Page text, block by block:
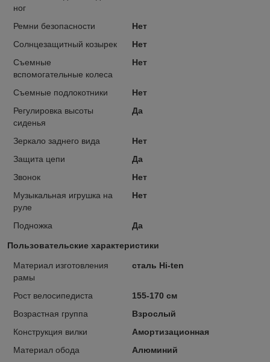
ног
Ремни безопасности
Нет
Солнцезащитный козырек
Нет
Съемные
вспомогательные колеса
Нет
Съемные подлокотники
Нет
Регулировка высоты
сиденья
Да
Зеркало заднего вида
Нет
Защита цепи
Да
Звонок
Нет
Музыкальная игрушка на
руле
Нет
Подножка Да
Пользовательские характеристики
Материал изготовления
рамы
сталь Hi-ten
Рост велосипедиста
155-170 см
Возрастная группа
Взрослый
Конструкция вилки
Амортизационная
Материал обода
Алюминий